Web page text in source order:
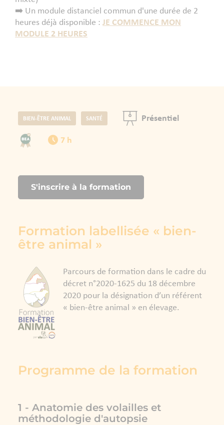
➡️ ​Un module distanciel commun d'une durée de 2
heures déjà disponible :JE COMMENCE MON
MODULE 2 HEURES
BIEN-ÊTRE ANIMAL SANTÉ Présentiel
7 h
S'inscrire à la formation
Formation labellisée « bien-
être animal »
Parcours de formation dans le cadre du
décret n°2020-1625 du 18 décembre
2020 pour la désignation d’un référent
« bien-être animal » en élevage.
Programme de la formation
1 - Anatomie des volailles et
méthodologie d'autopsie